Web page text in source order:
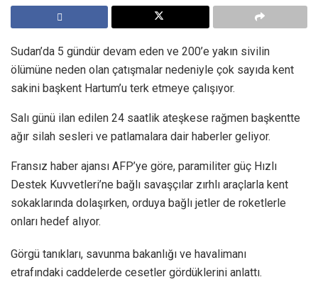
Sudan’da 5 gündür devam eden ve 200’e yakın sivilin
ölümüne neden olan çatışmalar nedeniyle çok sayıda kent
sakini başkent Hartum’u terk etmeye çalışıyor.
Salı günü ilan edilen 24 saatlik ateşkese rağmen başkentte
ağır silah sesleri ve patlamalara dair haberler geliyor.
Fransız haber ajansı AFP’ye göre, paramiliter güç Hızlı
Destek Kuvvetleri’ne bağlı savaşçılar zırhlı araçlarla kent
sokaklarında dolaşırken, orduya bağlı jetler de roketlerle
onları hedef alıyor.
Görgü tanıkları, savunma bakanlığı ve havalimanı
etrafındaki caddelerde cesetler gördüklerini anlattı.